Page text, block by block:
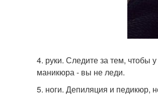
4. руки. Следите за тем, чтобы
маникюра - вы не леди.
5. ноги. Депиляция и педикюр,